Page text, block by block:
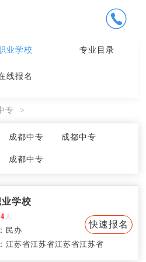
业学校 专业目录
线报名
专 >
成都中专 成都中专
成都中专
学校
人
快速报名
： 民办
：江苏省江苏省江苏省江苏省